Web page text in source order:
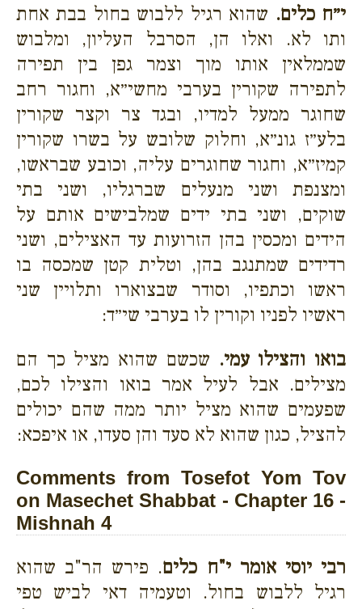
י״ח כלים. שהוא רגיל ללבוש בחול בבת אחת
ותו לא. ואלו הן, הסרבל העליון, ומלבוש
שממלאין אותו מוך וצמר גפן בין תפירה
לתפירה שקורין בערבי מחשי״א, וחגור רחב
שחוגר ממעל למדיו, ובגד צר וקצר שקורין
בלע״ז גונ״א, וחלוק שלובש על בשרו שקורין
קמיז״א, וחגור שחוגרים עליה, וכובע שבראשו,
ומצנפת ושני מנעלים שברגליו, ושני בתי
שוקים, ושני בתי ידים שמלבישים אותם על
הידים ומכסין בהן הזרועות עד האצילים, ושני
רדידים שמתנגב בהן, וטלית קטן שמכסה בו
ראשו וכתפיו, וסודר שבצוארו ותלויין שני
ראשיו לפניו וקורין לו בערבי שי״ד:
בואו והצילו עמי. שכשם שהוא מציל כך הם
מצילים. אבל לעיל אמר בואו והצילו לכם,
שפעמים שהוא מציל יותר ממה שהם יכולים
להציל, כגון שהוא לא סעד והן סעדו, או איפכא:
Comments from Tosefot Yom Tov
on Masechet Shabbat - Chapter 16 -
Mishnah 4
רבי יוסי אומר י"ח כלים. פירש הר"ב שהוא
רגיל ללבוש בחול. וטעמיה דאי לביש טפי